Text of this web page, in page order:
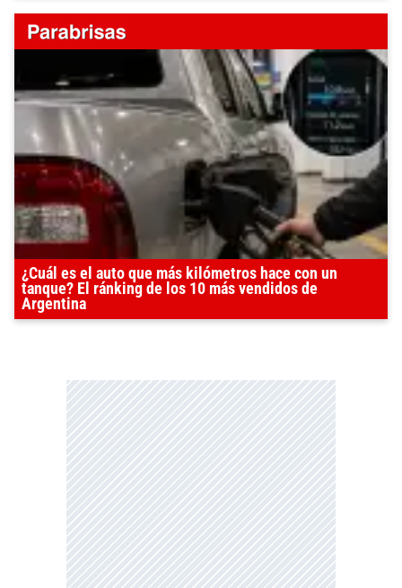
¿Cuál es el auto que más kilómetros hace con un
tanque? El ránking de los 10 más vendidos de
Argentina